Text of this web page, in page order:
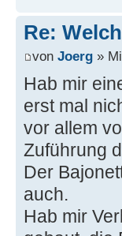
Re:
von Joerg »
Hab mir
erst mal
vor allem
Zuführung
Der
auch.
Hab mir